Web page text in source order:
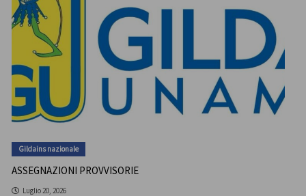
Gildains nazionale
ASSEGNAZIONI PROVVISORIE
Luglio 20, 2026